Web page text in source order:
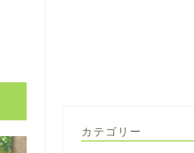
カテゴリー